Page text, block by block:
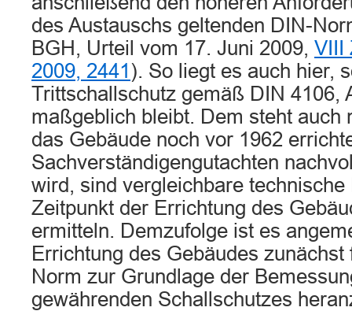
des Austauschs geltenden DIN-
BGH, Urteil vom 17. Juni 2009, VIII
2009, 2441 ). So liegt es auch hier,
Trittschallschutz gemäß DIN 4106,
maßgeblich bleibt. Dem steht auch
das Gebäude noch vor 1962
Sachverständigengutachten
wird, sind vergleichbare
Zeitpunkt der Errichtung des
ermitteln. Demzufolge ist es
Errichtung des Gebäudes
Norm zur Grundlage der
gewährenden Schallschutzes